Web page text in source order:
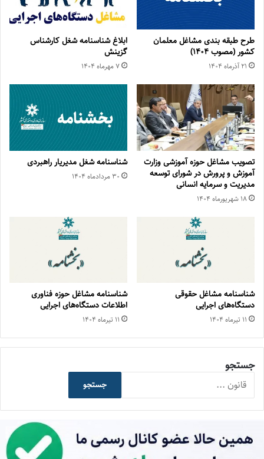
طرح طبقه بندی مشاغل معلمان
کشور (مصوب ۱۴۰۴)
۲۱ آذر‌ماه ۱۴۰۴
ابلاغ شناسنامه شغل کارشناس
گزینش
۷ مهر‌ماه ۱۴۰۴
تصویب مشاغل حوزه آموزشی وزارت
آموزش و پرورش در شورای توسعه
مدیریت و سرمایه انسانی
۱۸ شهریور‌ماه ۱۴۰۴
شناسنامه شغل مدیریار راهبردی
۳۰ مرداد‌ماه ۱۴۰۴
شناسنامه مشاغل حقوقی
دستگاه‌های اجرایی
۱۱ تیر‌ماه ۱۴۰۴
شناسنامه مشاغل حوزه فناوری
اطلاعات دستگاه‌های اجرایی
۱۱ تیر‌ماه ۱۴۰۴
جستجو
جستجو